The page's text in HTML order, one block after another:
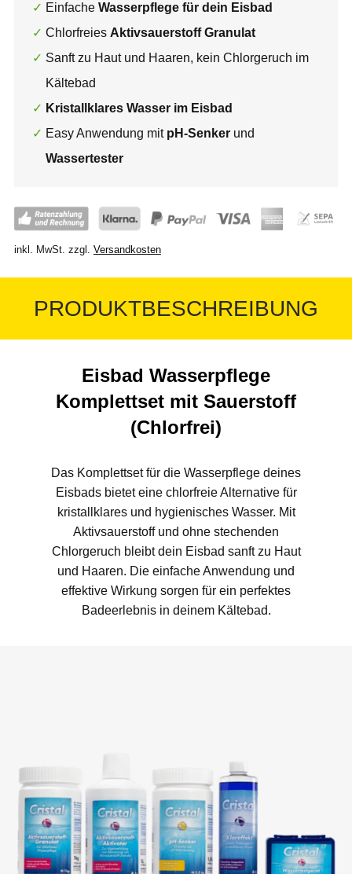
Einfache Wasserpflege für dein Eisbad
Chlorfreies Aktivsauerstoff Granulat
Sanft zu Haut und Haaren, kein Chlorgeruch im
Kältebad
Kristallklares Wasser im Eisbad
Easy Anwendung mit pH-Senkerund
Wassertester
inkl. MwSt. zzgl. Versandkosten
PRODUKTBESCHREIBUNG
Eisbad Wasserpflege
Komplettset mit Sauerstoff
(Chlorfrei)
Das Komplettset für die Wasserpflege deines
Eisbads bietet eine chlorfreie Alternative für
kristallklares und hygienisches Wasser. Mit
Aktivsauerstoff und ohne stechenden
Chlorgeruch bleibt dein Eisbad sanft zu Haut
und Haaren. Die einfache Anwendung und
effektive Wirkung sorgen für ein perfektes
Badeerlebnis in deinem Kältebad.